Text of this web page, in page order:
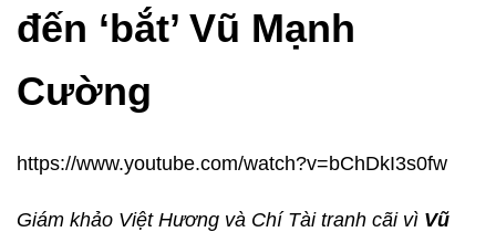
đến ‘bắt’ Vũ Mạnh
Cường
https://www.youtube.com/watch?v=bChDkI3s0fw
Giám khảo Việt Hương và Chí Tài tranh cãi vì Vũ